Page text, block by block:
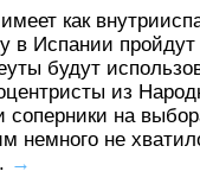
как
в Испании
будут
из
соперники на
немного не
→